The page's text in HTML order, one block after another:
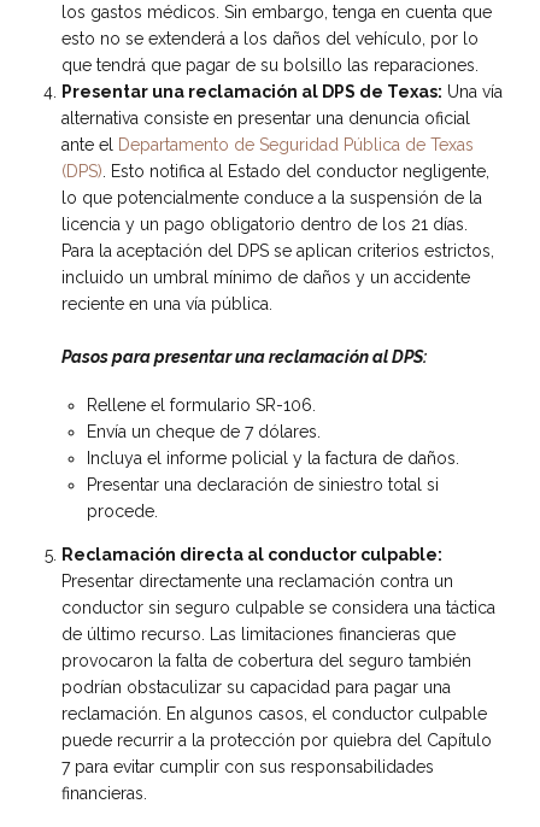
los gastos médicos. Sin embargo, tenga en cuenta que
esto no se extenderá a los daños del vehículo, por lo
que tendrá que pagar de su bolsillo las reparaciones.
Presentar una reclamación al DPS de Texas: Una vía
alternativa consiste en presentar una denuncia oficial
ante el
Departamento de Seguridad Pública de Texas
(DPS) . Esto notifica al Estado del conductor negligente,
lo que potencialmente conduce a la suspensión de la
licencia y un pago obligatorio dentro de los 21 días.
Para la aceptación del DPS se aplican criterios estrictos,
incluido un umbral mínimo de daños y un accidente
reciente en una vía pública.
Pasos para presentar una reclamación al DPS:
Rellene el formulario SR-106.
Envía un cheque de 7 dólares.
Incluya el informe policial y la factura de daños.
Presentar una declaración de siniestro total si
procede.
Reclamación directa al conductor culpable:
Presentar directamente una reclamación contra un
conductor sin seguro culpable se considera una táctica
de último recurso. Las limitaciones financieras que
provocaron la falta de cobertura del seguro también
podrían obstaculizar su capacidad para pagar una
reclamación. En algunos casos, el conductor culpable
puede recurrir a la protección por quiebra del Capítulo
7 para evitar cumplir con sus responsabilidades
financieras.